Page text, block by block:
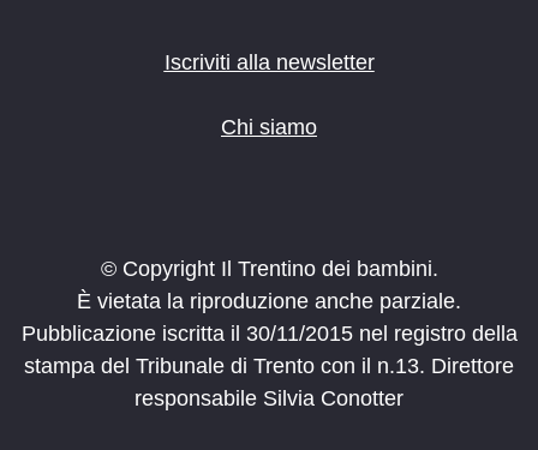
Iscriviti alla newsletter
Chi siamo
© Copyright Il Trentino dei bambini.
È vietata la riproduzione anche parziale.
Pubblicazione iscritta il 30/11/2015 nel registro della
stampa del Tribunale di Trento con il n.13. Direttore
responsabile Silvia Conotter